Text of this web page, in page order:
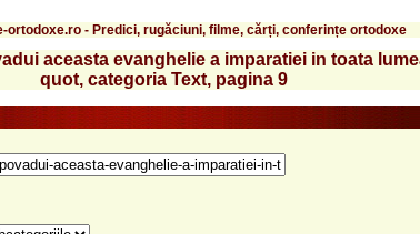
ortodoxe.ro - Predici, rugăciuni, filme, cărți, conferințe ortodoxe
aceasta evanghelie a imparatiei in toata
quot, categoria Text, pagina 9